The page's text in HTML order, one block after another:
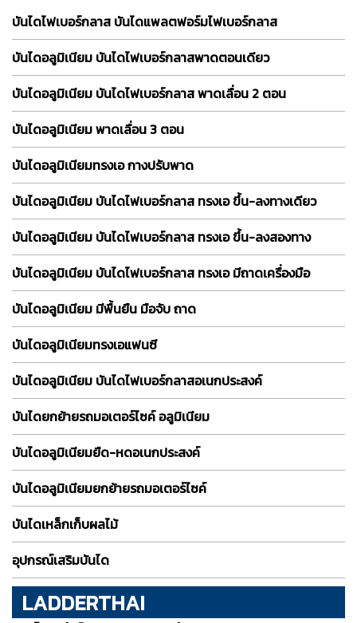
บันไดไฟเบอร์กลาส บันไดแพลตฟอร์มไฟเบอร์กลาส
บันไดอลูมิเนียม บันไดไฟเบอร์กลาสพาดตอนเดียว
บันไดอลูมิเนียม บันไดไฟเบอร์กลาส พาดเลื่อน 2 ตอน
บันไดอลูมิเนียม พาดเลื่อน 3 ตอน
บันไดอลูมิเนียมทรงเอ กางปรับพาด
บันไดอลูมิเนียม บันไดไฟเบอร์กลาส ทรงเอ ขึ้น-ลงทางเดียว
บันไดอลูมิเนียม บันไดไฟเบอร์กลาส ทรงเอ ขึ้น-ลงสองทาง
บันไดอลูมิเนียม บันไดไฟเบอร์กลาส ทรงเอ มีถาดเครื่องมือ
บันไดอลูมิเนียม มีพื้นยืน มือจับ ถาด
บันไดอลูมิเนียมทรงเอแฟนซี
บันไดอลูมิเนียม บันไดไฟเบอร์กลาสอเนกประสงค์
บันไดยกย้ายรถมอเตอร์ไซค์ อลูมิเนียม
บันไดอลูมิเนียมยืด-หดอเนกประสงค์
บันไดอลูมิเนียมยกย้ายรถมอเตอร์ไซค์
บันไดเหล็กเก็บผลไม้
อุปกรณ์เสริมบันได
LADDERTHAI